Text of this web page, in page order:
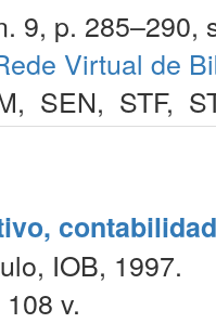
9, p. 285–290,
Virtual de
, SEN, STF,
IOB, 1997.
v.